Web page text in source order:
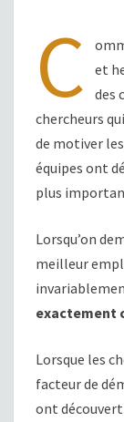
C
et
des
chercheurs
de motiver
équipes ont
plus
Lorsqu’on
meilleur
exactement
Lorsque les
facteur de
ont découvert